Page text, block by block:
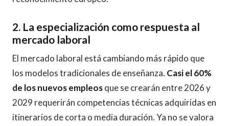
2. La especialización como respuesta al
mercado laboral
El mercado laboral está cambiando más rápido que
los modelos tradicionales de enseñanza. Casi el 60%
de los nuevos empleosque se crearán entre 2026 y
2029 requerirán competencias técnicas adquiridas en
itinerarios de corta o media duración. Ya no se valora